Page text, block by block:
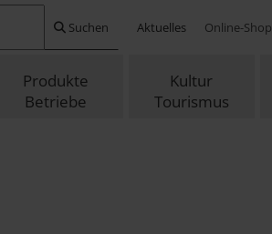
Suchen
Aktuelles Online-Shop
Produkte
Betriebe
Kultur
Tourismus